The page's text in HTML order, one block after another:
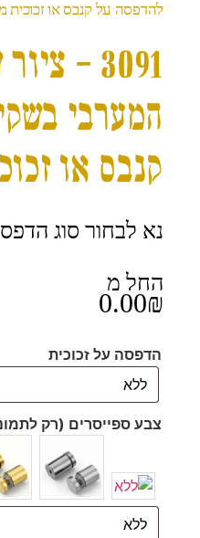
להדפסה על קנבס או זכוכית
3091 –
המערבי
קנבס או
נא לבחור סוג
החל מ
0.00₪
הדפסה על זכוכית
צבע ספייסרים (רק